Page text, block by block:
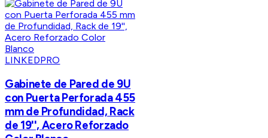
LINKEDPRO
Gabinete de Pared de 9U
con Puerta Perforada 455
mm de Profundidad, Rack
de 19'', Acero Reforzado